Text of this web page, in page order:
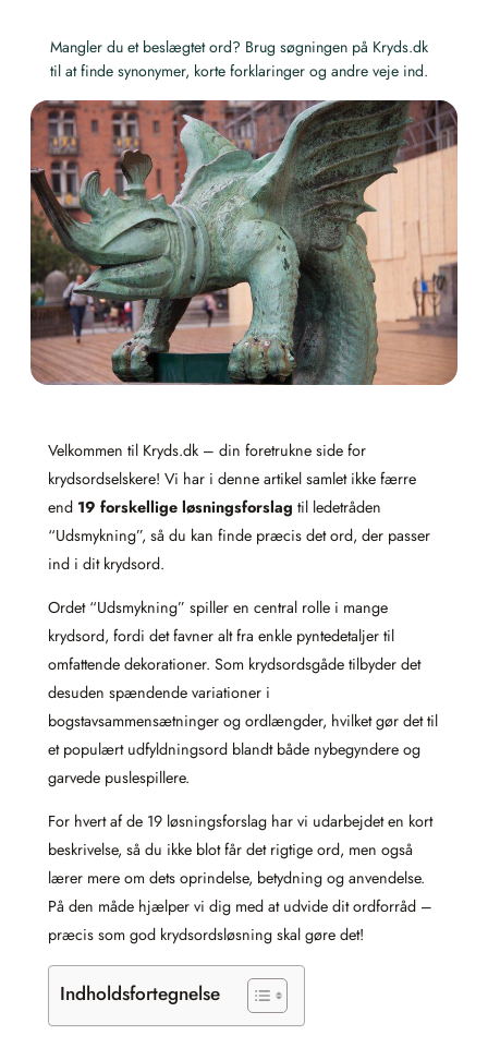
Mangler du et beslægtet ord? Brug søgningen på Kryds.dk
til at finde synonymer, korte forklaringer og andre veje ind.
Velkommen til Kryds.dk – din foretrukne side for
krydsordselskere! Vi har i denne artikel samlet ikke færre
end 19 forskellige løsningsforslag til ledetråden
“Udsmykning”, så du kan finde præcis det ord, der passer
ind i dit krydsord.
Ordet “Udsmykning” spiller en central rolle i mange
krydsord, fordi det favner alt fra enkle pyntedetaljer til
omfattende dekorationer. Som krydsordsgåde tilbyder det
desuden spændende variationer i
bogstavsammensætninger og ordlængder, hvilket gør det til
et populært udfyldningsord blandt både nybegyndere og
garvede puslespillere.
For hvert af de 19 løsningsforslag har vi udarbejdet en kort
beskrivelse, så du ikke blot får det rigtige ord, men også
lærer mere om dets oprindelse, betydning og anvendelse.
På den måde hjælper vi dig med at udvide dit ordforråd –
præcis som god krydsordsløsning skal gøre det!
Indholdsfortegnelse